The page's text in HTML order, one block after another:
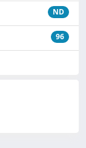
ND
96